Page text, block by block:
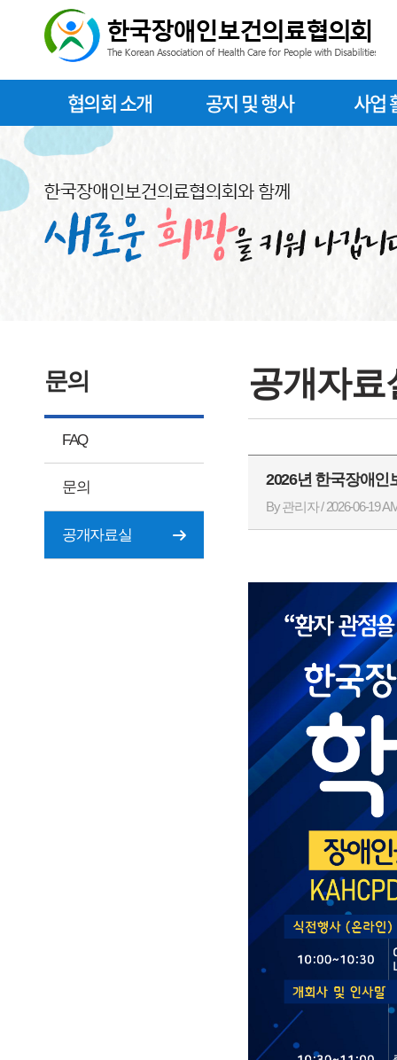
협의회 소개 공지 및 행사 사업
문의
FAQ
문의
공개자료실
공개자료
2026년 한국장애인
By 관리자 / 2026-06-19